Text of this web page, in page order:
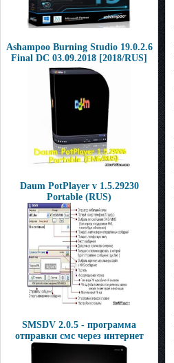
Ashampoo Burning Studio 19.0.2.6
Final DC 03.09.2018 [2018/RUS]
Daum PotPlayer v 1.5.29230
Portable (RUS)
SMSDV 2.0.5 - программа
отправки смс через интернет